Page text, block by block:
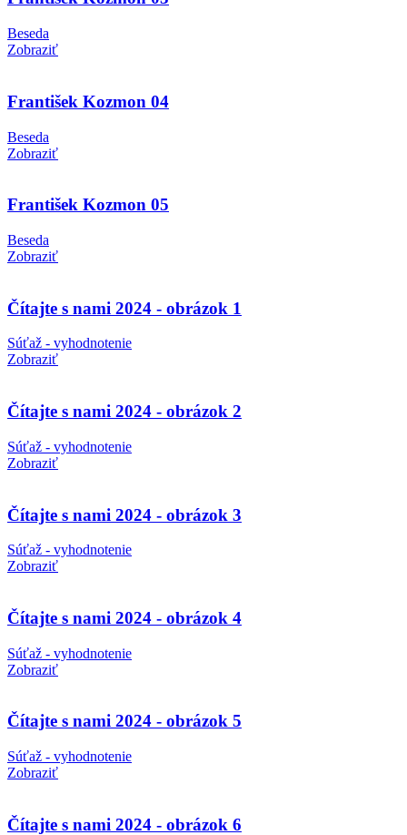
Beseda
Zobraziť
František Kozmon 04
Beseda
Zobraziť
František Kozmon 05
Beseda
Zobraziť
Čítajte s nami 2024 - obrázok 1
Súťaž - vyhodnotenie
Zobraziť
Čítajte s nami 2024 - obrázok 2
Súťaž - vyhodnotenie
Zobraziť
Čítajte s nami 2024 - obrázok 3
Súťaž - vyhodnotenie
Zobraziť
Čítajte s nami 2024 - obrázok 4
Súťaž - vyhodnotenie
Zobraziť
Čítajte s nami 2024 - obrázok 5
Súťaž - vyhodnotenie
Zobraziť
Čítajte s nami 2024 - obrázok 6